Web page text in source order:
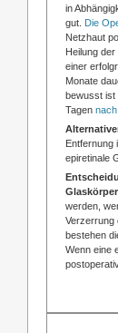
in
gut. Die
Netzhaut
Heilung
einer
Monate
bewusst ist
Tagen
Entfernung
epiretinale
werden,
Verzerrung
bestehen
Wenn eine